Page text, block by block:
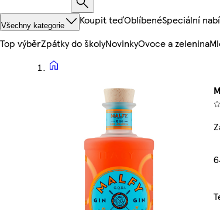
Všechny kategorie Koupit teďOblíbenéSpeciální
Top výběrZpátky do školyNovinkyOvoce a zelenina